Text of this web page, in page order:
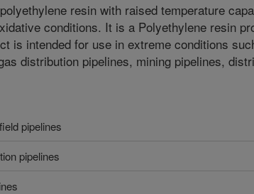
resin with raised temperature
conditions. It is a Polyethylene resin
is intended for use in extreme conditions
distribution pipelines, mining pipelines,
pipelines
pipelines